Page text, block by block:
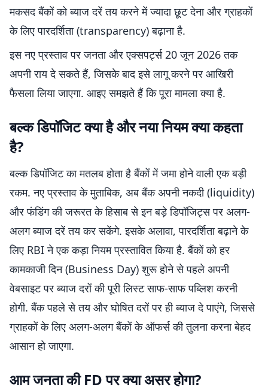
मकसद बैंकों को ब्याज दरें तय करने में ज्यादा छूट देना और ग्राहकों
के लिए पारदर्शिता (transparency) बढ़ाना है.
इस नए प्रस्ताव पर जनता और एक्सपर्ट्स 20 जून 2026 तक
अपनी राय दे सकते हैं, जिसके बाद इसे लागू करने पर आखिरी
फैसला लिया जाएगा. आइए समझते हैं कि पूरा मामला क्या है.
बल्क डिपॉजिट क्या है और नया नियम क्या कहता
है?
बल्क डिपॉजिट का मतलब होता है बैंकों में जमा होने वाली एक बड़ी
रकम. नए प्रस्ताव के मुताबिक, अब बैंक अपनी नकदी (liquidity)
और फंडिंग की जरूरत के हिसाब से इन बड़े डिपॉजिट्स पर अलग-
अलग ब्याज दरें तय कर सकेंगे. इसके अलावा, पारदर्शिता बढ़ाने के
लिए RBI ने एक कड़ा नियम प्रस्तावित किया है. बैंकों को हर
कामकाजी दिन (Business Day) शुरू होने से पहले अपनी
वेबसाइट पर ब्याज दरों की पूरी लिस्ट साफ-साफ पब्लिश करनी
होगी. बैंक पहले से तय और घोषित दरों पर ही ब्याज दे पाएंगे, जिससे
ग्राहकों के लिए अलग-अलग बैंकों के ऑफर्स की तुलना करना बेहद
आसान हो जाएगा.
आम जनता की FD पर क्या असर होगा?